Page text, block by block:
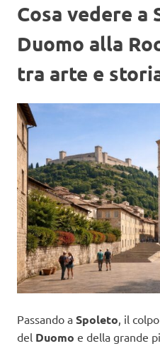
Cosa vedere a
Duomo alla
tra arte e
Passando a Spoleto , il
del Duomo e della grande